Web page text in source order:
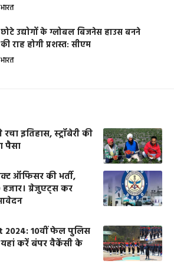
भारत
छोटे उद्योगों के ग्लोबल बिजनेस हाउस बनने
की राह होगी प्रशस्त: सीएम
भारत
इतिहास, स्ट्रॉबेरी की
पैसा
ऑफिसर की भर्ती,
ग्रेजुएट्स कर
2024: 10वीं फेल पुलिस
यहां करें बंपर वैकेंसी के